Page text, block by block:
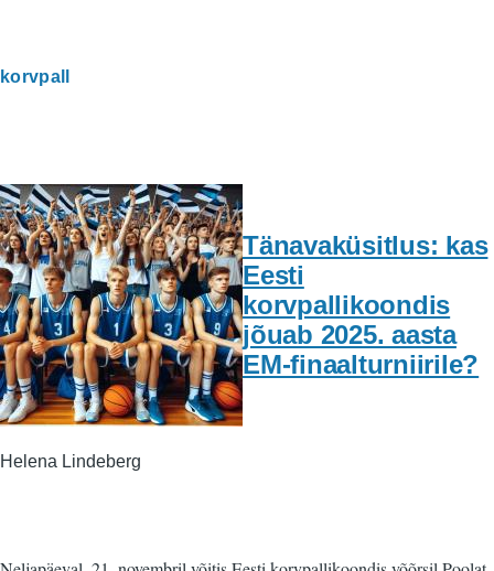
korvpall
Tänavaküsitlus: kas
Eesti
korvpallikoondis
jõuab 2025. aasta
EM-finaalturniirile?
Helena Lindeberg